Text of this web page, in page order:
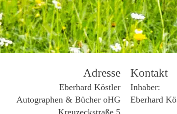
Adresse
Eberhard Köstler
Autographen & Bücher oHG
Kontakt
Inhaber:
Eberhard